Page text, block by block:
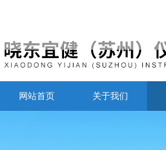
网站首页 关于我们